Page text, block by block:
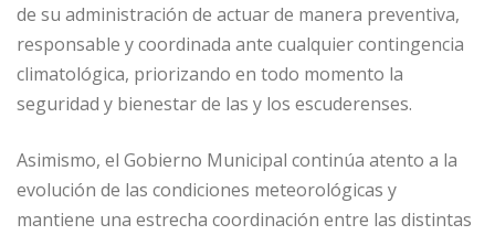
de su administración de actuar de manera preventiva,
responsable y coordinada ante cualquier contingencia
climatológica, priorizando en todo momento la
seguridad y bienestar de las y los escuderenses.
Asimismo, el Gobierno Municipal continúa atento a la
evolución de las condiciones meteorológicas y
mantiene una estrecha coordinación entre las distintas